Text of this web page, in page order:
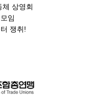
상영회
임
쟁취!